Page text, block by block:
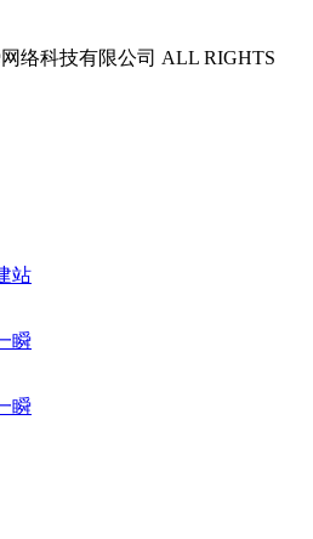
络科技有限公司 ALL RIGHTS
站
瞬
瞬